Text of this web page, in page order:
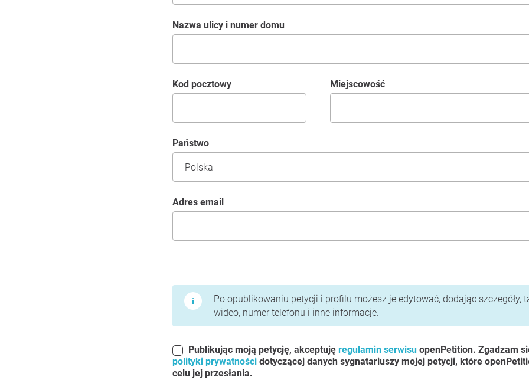
Nazwa ulicy i numer domu
kod pocztowy Miejscowość
Państwo
Adres email
Warunki użytkowania i polityka prywatności
Po opublikowaniu petycji i profilu możesz je edytować, dodając szczegóły,
wideo, numer telefonu i inne informacje.
Publikując moją petycję, akceptuję regulamin serwisu openPetition. Zgadzam
polityki prywatności dotyczącej danych sygnatariuszy mojej petycji, które
celu jej przesłania.